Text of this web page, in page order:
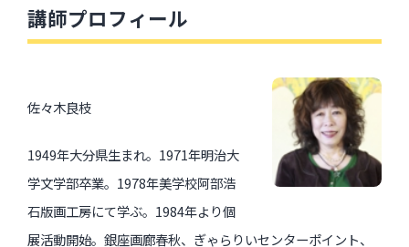
講師プロフィール
佐々木良枝
1949年大分県生まれ。1971年明治大
学文学部卒業。1978年美学校阿部浩
石版画工房にて学ぶ。1984年より個
展活動開始。銀座画廊春秋、ぎゃらりいセンターポイント、